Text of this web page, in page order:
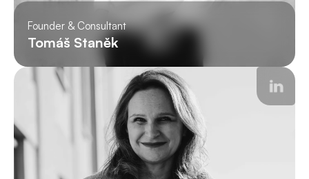
Founder & Consultant
Tomáš Staněk